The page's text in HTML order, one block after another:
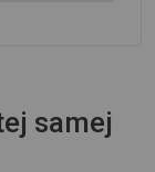
samej